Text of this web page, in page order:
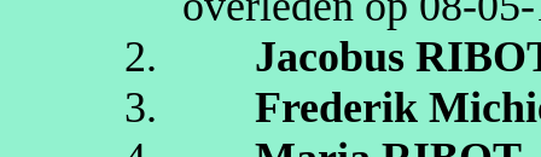
2.
Jacobus
3.
Frederik